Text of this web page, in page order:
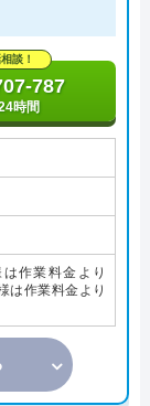
談！
787
時間
作業料金より
は作業料金より